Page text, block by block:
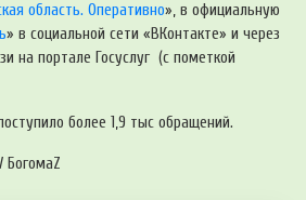
область. Оперативно», в официальную
» в социальной сети «ВКонтакте» и через
на портале Госуслуг (с пометкой
более 1,9 тыс обращений.
БогомаZ